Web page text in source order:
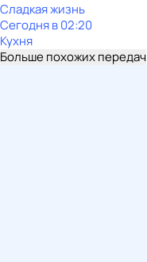
Сладкая жизнь
Сегодня в 02:20
Кухня
Больше похожих передач